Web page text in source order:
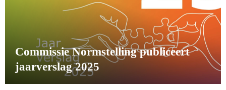
Commissie Normstelling publiceert
jaarverslag 2025